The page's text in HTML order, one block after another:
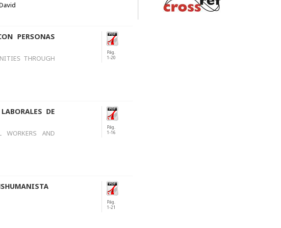
PERSONAS
THROUGH
Pág.
1-20
DE
WORKERS AND
Pág.
1-16
Pág.
1-21